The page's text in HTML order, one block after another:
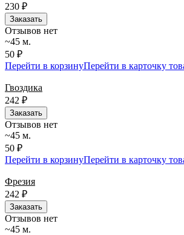
230 ₽
Заказать
Отзывов нет
~45 м.
50 ₽
Перейти в корзинуПерейти в карточку
Гвоздика
242 ₽
Заказать
Отзывов нет
~45 м.
50 ₽
Перейти в корзинуПерейти в карточку
Фрезия
242 ₽
Заказать
Отзывов нет
~45 м.